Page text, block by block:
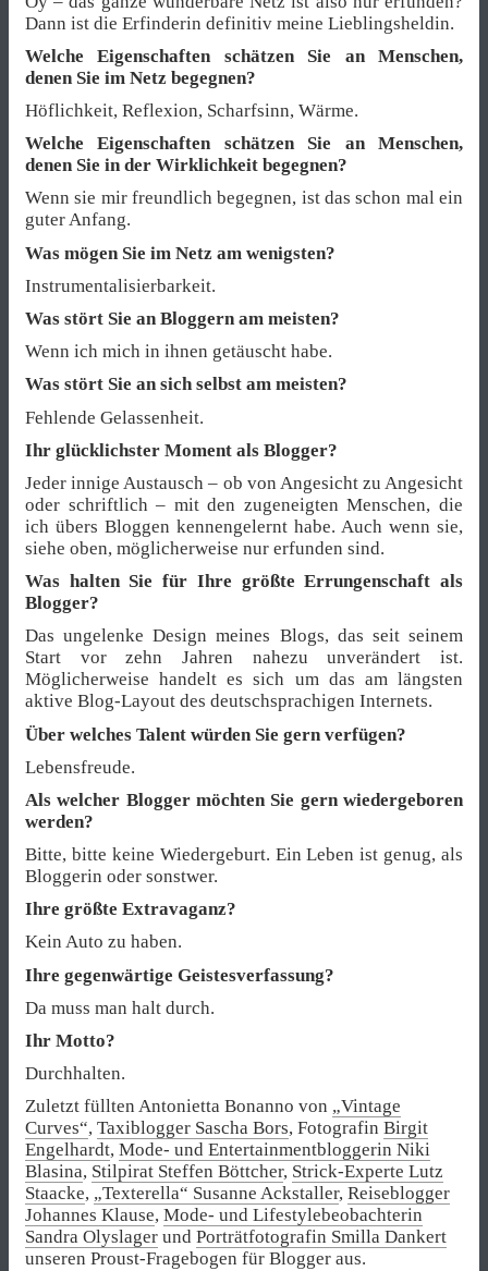
Dann ist die Erfinderin definitiv meine Lieblingsheldin.
Welche Eigenschaften schätzen Sie an Menschen,
denen Sie im Netz begegnen?
Höflichkeit, Reflexion, Scharfsinn, Wärme.
Welche Eigenschaften schätzen Sie an Menschen,
denen Sie in der Wirklichkeit begegnen?
Wenn sie mir freundlich begegnen, ist das schon mal ein
guter Anfang.
Was mögen Sie im Netz am wenigsten?
Instrumentalisierbarkeit.
Was stört Sie an Bloggern am meisten?
Wenn ich mich in ihnen getäuscht habe.
Was stört Sie an sich selbst am meisten?
Fehlende Gelassenheit.
Ihr glücklichster Moment als Blogger?
Jeder innige Austausch – ob von Angesicht zu Angesicht
oder schriftlich – mit den zugeneigten Menschen, die
ich übers Bloggen kennengelernt habe. Auch wenn sie,
siehe oben, möglicherweise nur erfunden sind.
Was halten Sie für Ihre größte Errungenschaft als
Blogger?
Das ungelenke Design meines Blogs, das seit seinem
Start vor zehn Jahren nahezu unverändert ist.
Möglicherweise handelt es sich um das am längsten
aktive Blog-Layout des deutschsprachigen Internets.
Über welches Talent würden Sie gern verfügen?
Lebensfreude.
Als welcher Blogger möchten Sie gern wiedergeboren
werden?
Bitte, bitte keine Wiedergeburt. Ein Leben ist genug, als
Bloggerin oder sonstwer.
Ihre größte Extravaganz?
Kein Auto zu haben.
Ihre gegenwärtige Geistesverfassung?
Da muss man halt durch.
Ihr Motto?
Durchhalten.
Zuletzt füllten Antonietta Bonanno von „Vintage
Curves“, Taxiblogger Sascha Bors, Fotografin Birgit
Engelhardt, Mode- und Entertainmentbloggerin Niki
Blasina, Stilpirat Steffen Böttcher, Strick-Experte Lutz
Staacke, „Texterella“ Susanne Ackstaller, Reiseblogger
Johannes Klause, Mode- und Lifestylebeobachterin
Sandra Olyslager und Porträtfotografin Smilla Dankert
unseren Proust-Fragebogen für Blogger aus.